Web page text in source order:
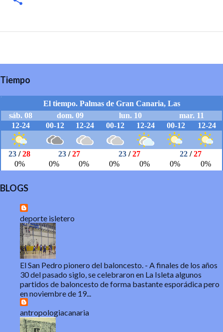
Tiempo
BLOGS
deporte isletero
El San Pedro pionero del baloncesto. - A finales de los años
30 del pasado siglo, se celebraron en La Isleta algunos
partidos de baloncesto de forma bastante esporádica pero
en noviembre de 19...
antropologiacanaria